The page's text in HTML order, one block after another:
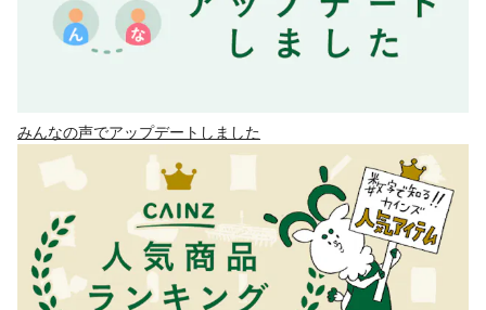
みんなの声でアップデートしました